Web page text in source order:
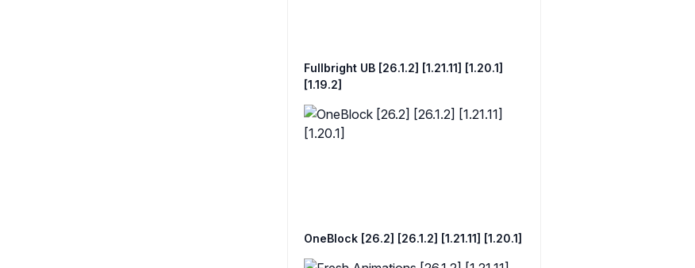
Fullbright UB [26.1.2] [1.21.11] [1.20.1]
[1.19.2]
OneBlock [26.2] [26.1.2] [1.21.11] [1.20.1]